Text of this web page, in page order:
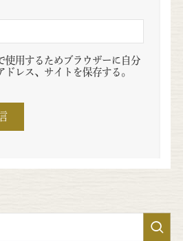
使用するためブラウザーに自分
ドレス、サイトを保存する。